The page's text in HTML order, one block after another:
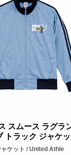
スムース ラグラ
トラック ジャケッ
ャケット / United Athle